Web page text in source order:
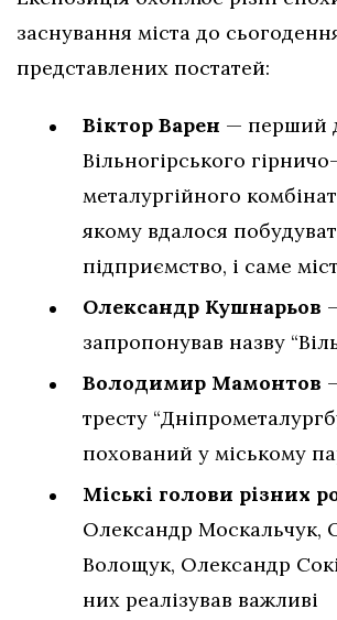
заснування міста до
представлених постатей:
Віктор Варен — перший
Вільногірського гірничо-
металургійного
якому вдалося
підприємство, і саме
Олександр Кушнарьов
запропонував назву
Володимир Мамонтов
тресту
похований у міському
Міські голови різних
Олександр Москальчук,
Волощук, Олександр
них реалізував важливі